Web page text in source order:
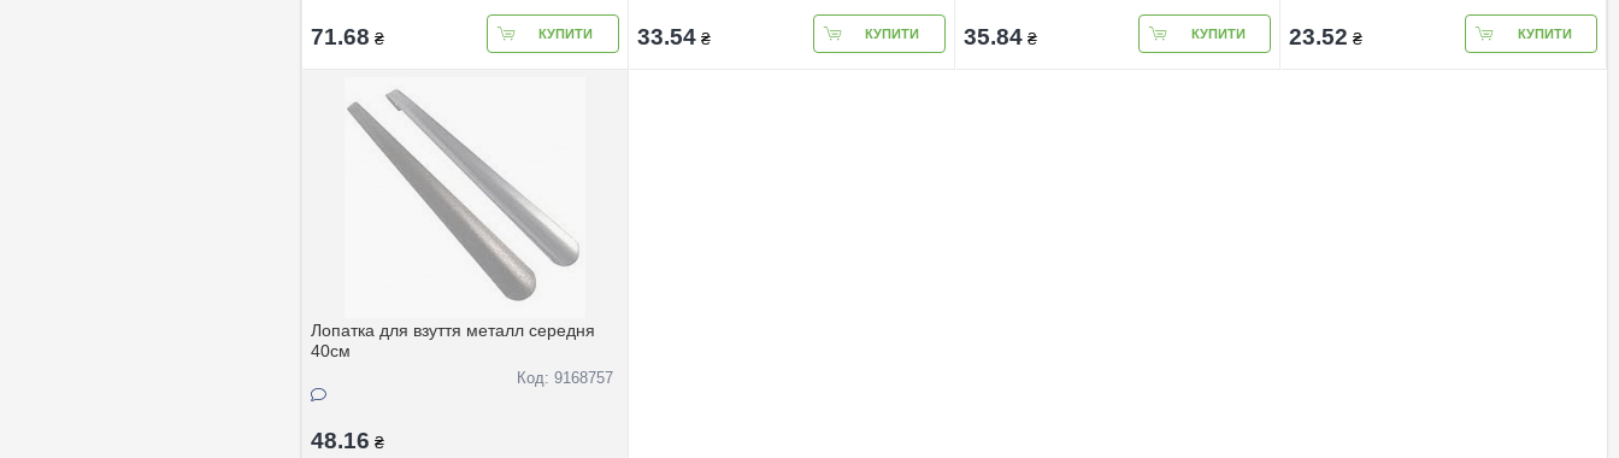
71.68 ₴ КУПИТИ 33.54 ₴ КУПИТИ 35.84 ₴ КУПИТИ 23.52 ₴ КУПИТИ
Лопатка для взуття металл середня
40см
Код: 9168757
48.16 ₴